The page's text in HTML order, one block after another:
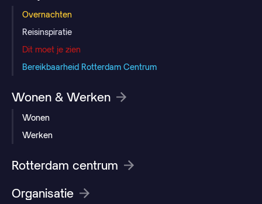
Overnachten
Reisinspiratie
Dit moet je zien
Bereikbaarheid Rotterdam Centrum
Wonen & Werken
Wonen
Werken
Rotterdam centrum
Organisatie